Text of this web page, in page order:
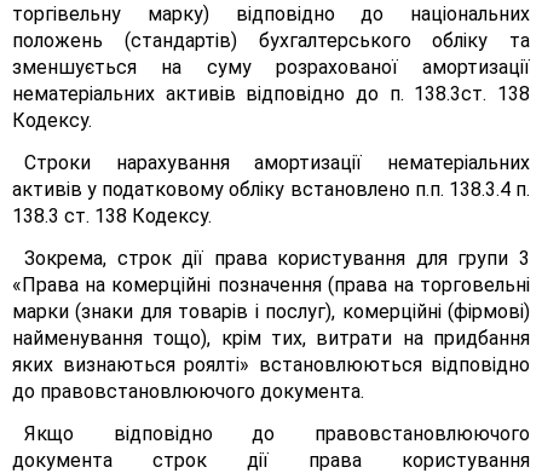
торгівельну марку) відповідно до національних
положень (стандартів) бухгалтерського обліку та
зменшується на суму розрахованої амортизації
нематеріальних активів відповідно до п. 138.3ст. 138
Кодексу.
Строки нарахування амортизації нематеріальних
активів у податковому обліку встановлено п.п. 138.3.4 п.
138.3 ст. 138 Кодексу.
Зокрема, строк дії права користування для групи 3
«Права на комерційні позначення (права на торговельні
марки (знаки для товарів і послуг), комерційні (фірмові)
найменування тощо), крім тих, витрати на придбання
яких визнаються роялті» встановлюються відповідно
до правовстановлюючого документа.
Якщо відповідно до правовстановлюючого
документа строк дії права користування